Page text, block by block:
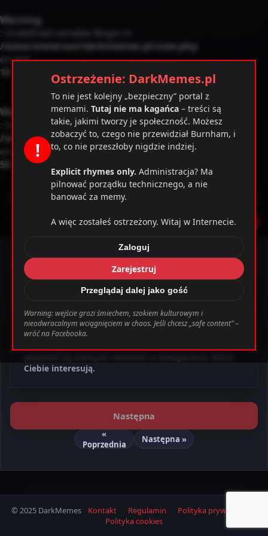
Warning
: Undefined variable $login in
/www/wwwroot/darkmemes.pl/user.php
on line
10
Warning
: Undefined variable $users_data in
/www/wwwroot/darkmemes.pl/user.php
on line
50
Poczekalnia
Ostrzeżenie Zarejestruj
163Warning
Memy
Komentarze
Brak memów do wyświetlenia
Ciebie interesują.
Następna
«
Poprzednia
Następna »
!
Ostrzeżenie: DarkMemes.pl
To nie jest kolejny „bezpieczny” portal z
memami. Tutaj nie ma kagańca – treści są
takie, jakimi tworzy je społeczność. Możesz
zobaczyć to, czego nie przewidział Burnham, i
to, co nie przeszłoby nigdzie indziej.
Explicit rhymes only. Administracja? Ma
pilnować porządku technicznego, a nie
banować za memy.
A więc zostałeś ostrzeżony. Witaj w Internecie.
Zaloguj
Zarejestruj
Przeglądaj dalej jako gość
Warning: wejście grozi śmiechem, szokiem kulturowym i
nieodwracalnym wciągnięciem w chaos. Jeśli chcesz „safe content” –
wróć na Facebooka.
© 2025 DarkMemes Kontakt Regulamin
Polityka prywatności
Polityka cookies